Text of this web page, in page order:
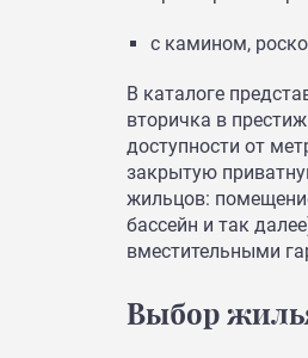
с камином,
В каталоге
вторичка в
доступности от
закрытую
жильцов:
бассейн и так
вместительными
Выбор